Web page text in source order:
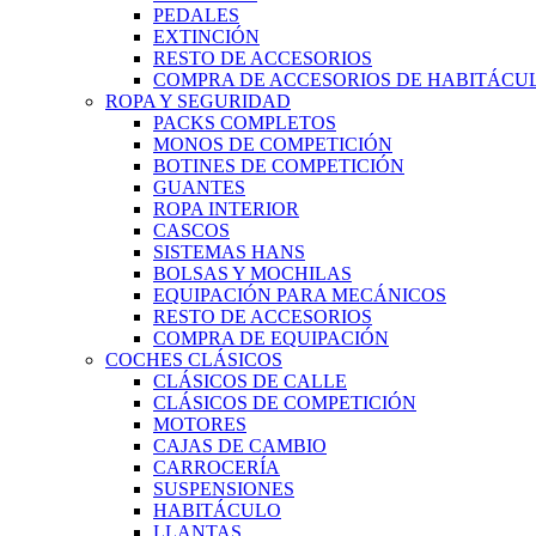
PEDALES
EXTINCIÓN
RESTO DE ACCESORIOS
COMPRA DE ACCESORIOS DE
ROPA Y SEGURIDAD
PACKS COMPLETOS
MONOS DE COMPETICIÓN
BOTINES DE COMPETICIÓN
GUANTES
ROPA INTERIOR
CASCOS
SISTEMAS HANS
BOLSAS Y MOCHILAS
EQUIPACIÓN PARA MECÁNICOS
RESTO DE ACCESORIOS
COMPRA DE EQUIPACIÓN
COCHES CLÁSICOS
CLÁSICOS DE CALLE
CLÁSICOS DE COMPETICIÓN
MOTORES
CAJAS DE CAMBIO
CARROCERÍA
SUSPENSIONES
HABITÁCULO
LLANTAS